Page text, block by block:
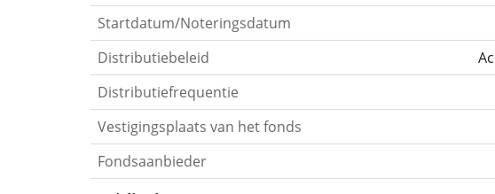
Startdatum/Noteringsdatum
Distributiebeleid
Distributiefrequentie
Vestigingsplaats van het fonds
Fondsaanbieder